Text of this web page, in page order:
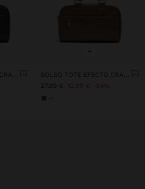
BOLSO TOTE EFECTO CRAQUELADO CON BANDOLERA
+
BOLSO TOTE EFECTO CRAQUELADO CON BANDOLERA
27,99 €
12,99 € 54%